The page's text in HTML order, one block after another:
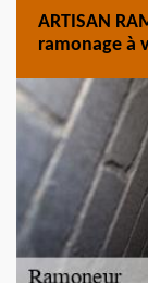
ARTISAN
ramonage à